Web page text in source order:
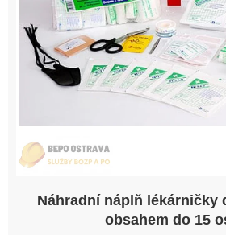
Náhradní náplň lékárničky
obsahem do 15